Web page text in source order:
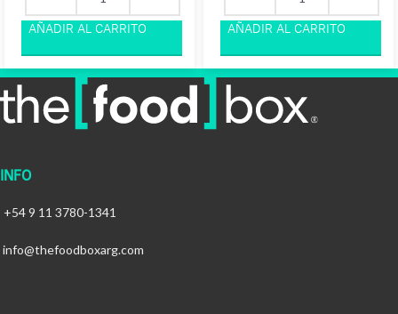
INFO
+54 9 11 3780-1341
info@thefoodboxarg.com